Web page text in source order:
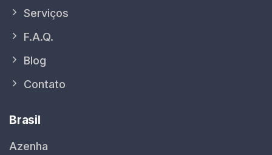
Serviços
F.A.Q.
Blog
Contato
Brasil
Azenha